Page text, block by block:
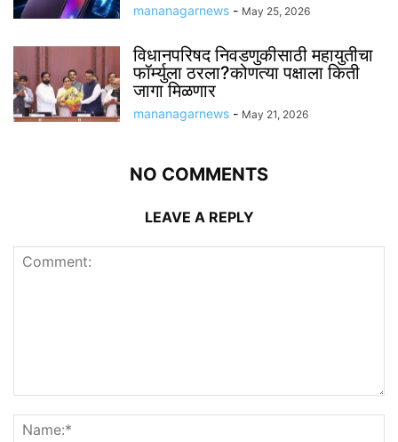
mananagarnews - May 25, 2026
विधानपरिषद निवडणुकीसाठी महायुतीचा
फॉर्म्युला ठरला?कोणत्या पक्षाला किती
जागा मिळणार
mananagarnews - May 21, 2026
NO COMMENTS
LEAVE A REPLY